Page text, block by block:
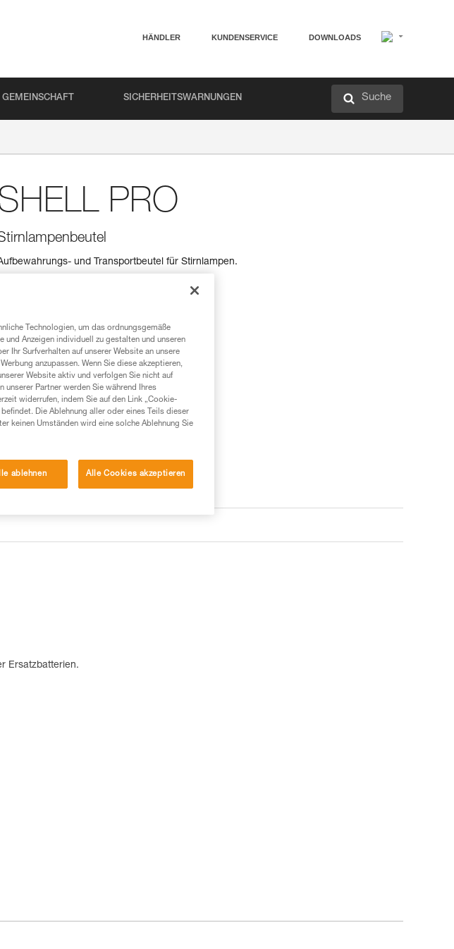
HÄNDLER KUNDENSERVICE DOWNLOADS
GEMEINSCHAFT SICHERHEITSWARNUNGEN Suche
PRO
und Transportbeutel für Stirnlampen.
Ersatzbatterien.
Technologien, um das ordnungsgemäße
und Anzeigen individuell zu gestalten und unseren
Ihr Surfverhalten auf unserer Website an unsere
anzupassen. Wenn Sie diese akzeptieren,
Website aktiv und verfolgen Sie nicht auf
unserer Partner werden Sie während Ihres
widerrufen, indem Sie auf den Link „Cookie-
Die Ablehnung aller oder eines Teils dieser
keinen Umständen wird eine solche Ablehnung Sie
ablehnen Alle Cookies akzeptieren